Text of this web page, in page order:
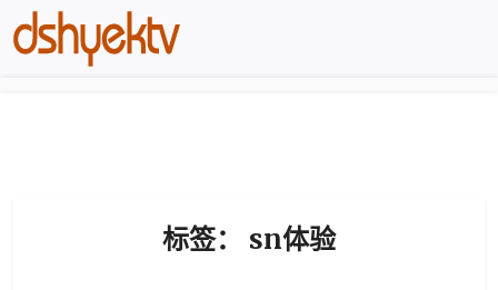
标签： sn体验